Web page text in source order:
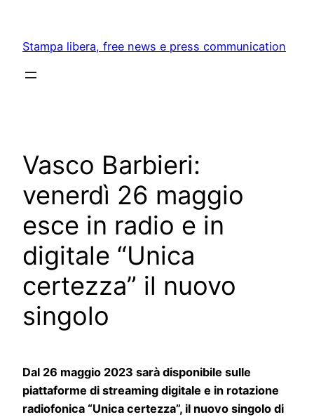
content
Stampa libera, free news e press communication
Vasco Barbieri:
venerdì 26 maggio
esce in radio e in
digitale “Unica
certezza” il nuovo
singolo
Dal 26 maggio 2023 sarà disponibile sulle
piattaforme di streaming digitale e in rotazione
radiofonica “Unica certezza”, il nuovo singolo di